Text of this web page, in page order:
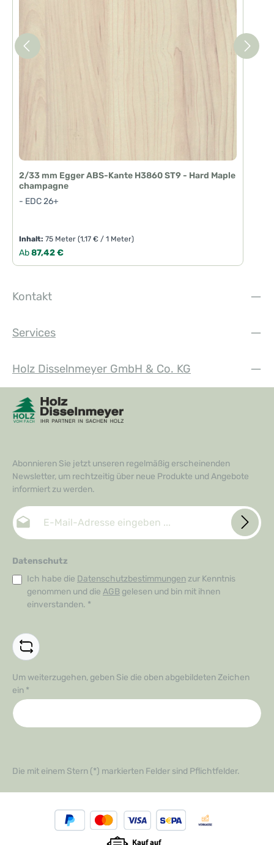
2/33 mm Egger ABS-Kante H3860 ST9 - Hard Maple
champagne
- EDC 26+
Inhalt:75 Meter(1,17 € / 1 Meter)
Regulärer Preis:
Ab87,42 €
Kontakt
Services
Holz Disselnmeyer GmbH & Co. KG
Abonnieren Sie jetzt unseren regelmäßig erscheinenden
Newsletter, um rechtzeitig über neue Produkte und Angebote
informiert zu werden.
E-Mail-Adresse*
Datenschutz
Ich habe die Datenschutzbestimmungen zur Kenntnis
genommen und die AGB gelesen und bin mit ihnen
einverstanden. *
Um weiterzugehen, geben Sie die oben abgebildeten Zeichen
ein *
Die mit einem Stern (*) markierten Felder sind Pflichtfelder.